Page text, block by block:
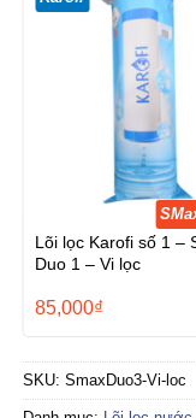
Lõi lọc Karofi số 1 –
Duo 1 – Vi lọc
85,000₫
SKU: SmaxDuo3-Vi-loc